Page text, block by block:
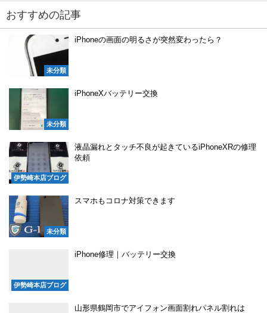
おすすめの記事
未分類
iPhoneの画面の明るさが突然変わったら？
未分類
iPhoneXバッテリー交換
伊勢崎本店ブログ
液晶漏れとタッチ不良が起きているiPhoneXRの修理
依頼
未分類
スマホもコロナ対策できます
伊勢崎本店ブログ
iPhone修理｜バッテリー交換
山形県鶴岡市でアイフォン画面割れパネル割れは